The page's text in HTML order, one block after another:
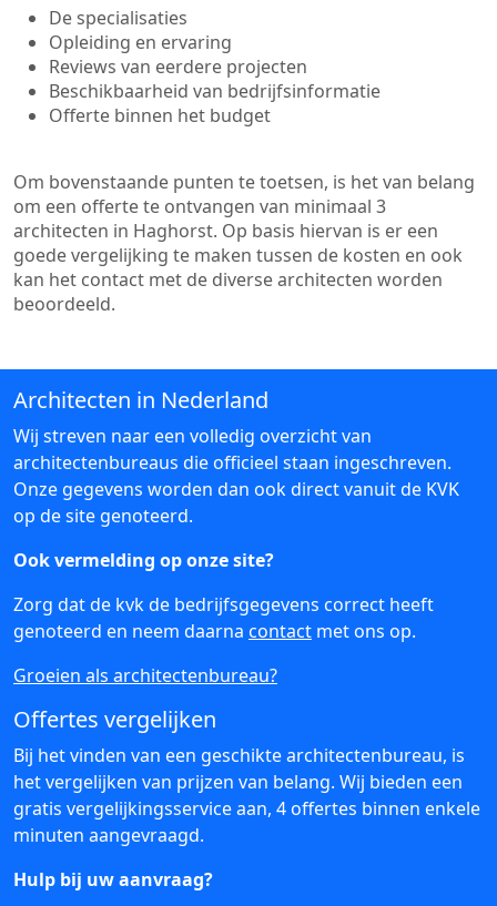
De specialisaties
Opleiding en ervaring
Reviews van eerdere projecten
Beschikbaarheid van bedrijfsinformatie
Offerte binnen het budget
Om bovenstaande punten te toetsen, is het van belang
om een offerte te ontvangen van minimaal 3
architecten in Haghorst. Op basis hiervan is er een
goede vergelijking te maken tussen de kosten en ook
kan het contact met de diverse architecten worden
beoordeeld.
Architecten in Nederland
Wij streven naar een volledig overzicht van
architectenbureaus die officieel staan ingeschreven.
Onze gegevens worden dan ook direct vanuit de KVK
op de site genoteerd.
Ook vermelding op onze site?
Zorg dat de kvk de bedrijfsgegevens correct heeft
genoteerd en neem daarna contact met ons op.
Groeien als architectenbureau?
Offertes vergelijken
Bij het vinden van een geschikte architectenbureau, is
het vergelijken van prijzen van belang. Wij bieden een
gratis vergelijkingsservice aan, 4 offertes binnen enkele
minuten aangevraagd.
Hulp bij uw aanvraag?